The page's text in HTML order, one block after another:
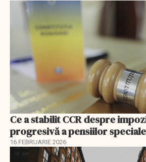
Ce a stabilit CCR despre
progresivă a pensiilor speciale
16 FEBRUARIE 2026